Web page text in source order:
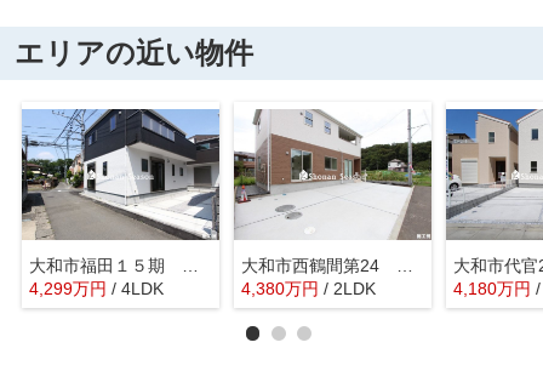
エリアの近い物件
大和市福田１５期 全２棟 ２号棟
4,299万円 / 4LDK
大和市西鶴間第24 全2棟 1号棟
4,380万円 / 2LDK 4,180万円